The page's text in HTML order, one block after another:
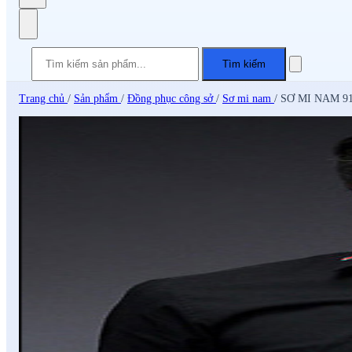
Tìm kiếm
Trang chủ / Sản phẩm / Đồng phục công sở / Sơ mi nam / SƠ MI NAM